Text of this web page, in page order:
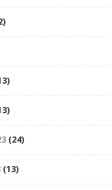
(24)
(13)